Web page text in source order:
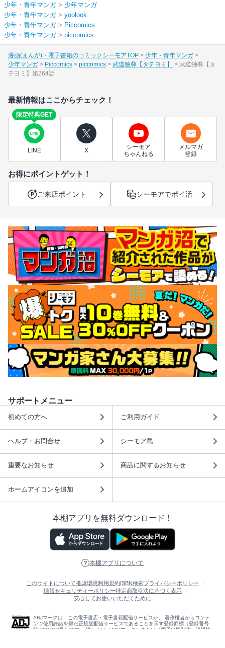
少年・青年マンガ> 少年マンガ
少年・青年マンガ> yoolook
少年・青年マンガ> Piccomics
少年・青年マンガ> piccomics
漫画(まんが)・電子書籍のコミックシーモアTOP
少年・青年マンガ
少年マンガ
Piccomics piccomics 武道独尊【タテヨミ】
武道独尊【タ
テヨミ】第264話
最新情報はここからチェック！
限定特典GET
LINE X
シーモア
ちゃんねる
メルマガ
登録
お得にポイントゲット！
ご来店ポイント シーモアでポイ活
サポートメニュー
初めての方へ ご利用ガイド
ヘルプ・お問合せ シーモア島
重要なお知らせ 商品に関するお知らせ
ホームアイコンを追加
本棚アプリを無料ダウンロード！
本棚アプリについて
このサイトについて推奨環境利用規約 ISBN検索プライバシーポリシー
情報セキュリティーポリシー特定商取引法に基づく表示
安心してお使いいただくために
ABJマークは、この電子書店・電子書籍配信サービスが、 著作権者からコンテ
ンツ使用許諾を得た正規版配信サービスであることを示す登録商標（登録番号
第6091713号）です。 詳しくは［ABJマーク］または［電子出版制作・流通協